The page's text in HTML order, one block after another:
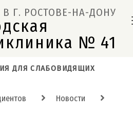
В Г. РОСТОВЕ-НА-ДОНУ
№ 41
ДЛЯ СЛАБОВИДЯЩИХ
Новости